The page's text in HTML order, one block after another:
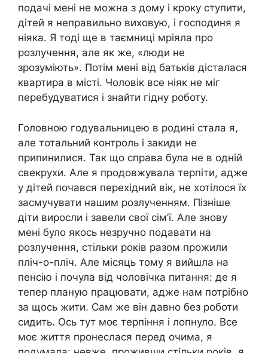
подачі мені не можна з дому і кроку ступити,
дітей я неправильно виховую, і господиня я
ніяка. Я тоді ще в таємниці мріяла про
розлучення, але як же, «люди не
зрозуміють». Потім мені від батьків дісталася
квартира в місті. Чоловік все ніяк не міг
перебудуватися і знайти гідну роботу.
Головною годувальницею в родині стала я,
але тотальний контроль і закиди не
припинилися. Так що справа була не в одній
свекрухи. Але я продовжувала терпіти, адже
у дітей почався перехідний вік, не хотілося їх
засмучувати нашим розлученням. Пізніше
діти виросли і завели свої сім’ї. Але знову
мені було якось незручно подавати на
розлучення, стільки років разом прожили
пліч-о-пліч. Але місяць тому я вийшла на
пенсію і почула від чоловічка питання: де я
тепер планую працювати, адже нам потрібно
за щось жити. Сам же він давно без роботи
сидить. Ось тут моє терпіння і лопнуло. Все
моє життя пронеслася перед очима, я